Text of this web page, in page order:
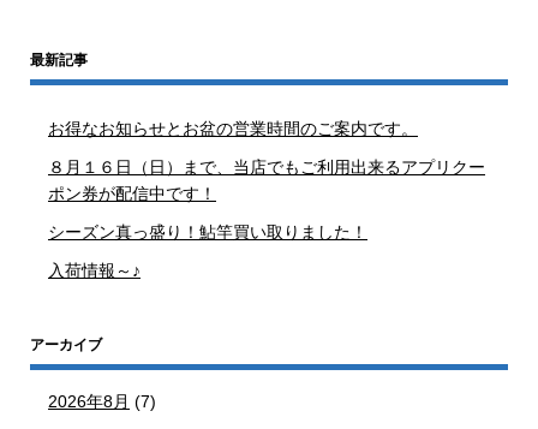
最新記事
お得なお知らせとお盆の営業時間のご案内です。
８月１６日（日）まで、当店でもご利用出来るアプリクー
ポン券が配信中です！
シーズン真っ盛り！鮎竿買い取りました！
入荷情報～♪
アーカイブ
2026年8月 (7)